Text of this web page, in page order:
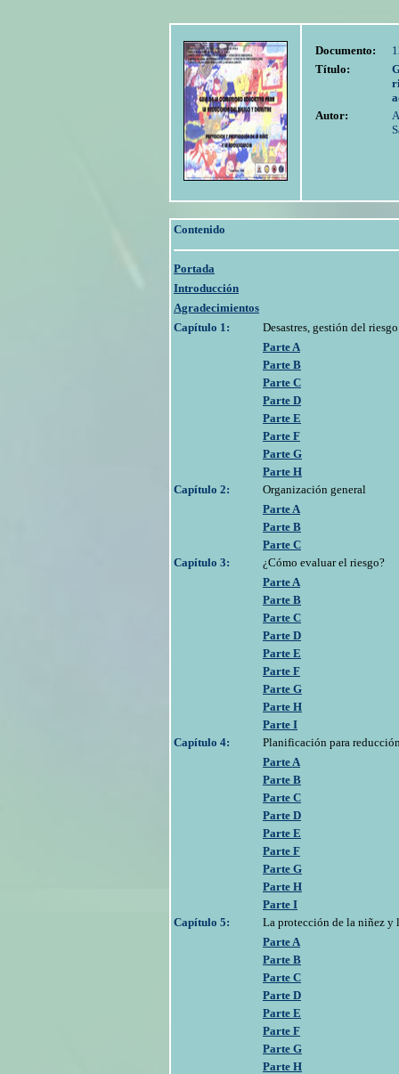
Documento:
Título:
Autor:
Contenido
Portada
Introducción
Agradecimientos
Capítulo 1:
Desastres, gestión del
Parte A
Parte B
Parte C
Parte D
Parte E
Parte F
Parte G
Parte H
Capítulo 2:
Organización general
Parte A
Parte B
Parte C
Capítulo 3:
¿Cómo evaluar el riesgo?
Parte A
Parte B
Parte C
Parte D
Parte E
Parte F
Parte G
Parte H
Parte I
Capítulo 4:
Planificación para
Parte A
Parte B
Parte C
Parte D
Parte E
Parte F
Parte G
Parte H
Parte I
Capítulo 5:
La protección de la niñez y
Parte A
Parte B
Parte C
Parte D
Parte E
Parte F
Parte G
Parte H